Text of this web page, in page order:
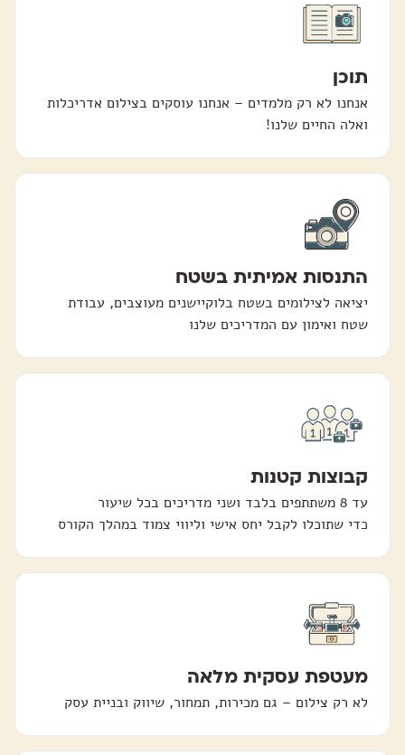
תוכן
אנחנו לא רק מלמדים – אנחנו עוסקים בצילום אדריכלות
ואלה החיים שלנו!
התנסות אמיתית בשטח
יציאה לצילומים בשטח בלוקיישנים מעוצבים, עבודת
שטח ואימון עם המדריכים שלנו
קבוצות קטנות
כדי שתוכלו לקבל יחס אישי וליווי צמוד במהלך הקורס
מעטפת עסקית מלאה
לא רק צילום – גם מכירות, תמחור, שיווק ובניית עסק